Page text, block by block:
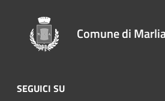
Comune di
SEGUICI SU